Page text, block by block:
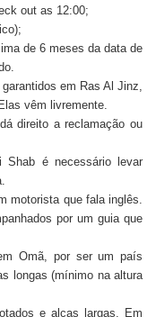
out as 12:00;
de 6 meses da data de
em Ras Al Jinz,
vêm livremente.
direito a reclamação ou
é necessário levar
motorista que fala inglês.
por um guia que
Omã, por ser um país
longas (mínimo na altura
e alças largas. Em